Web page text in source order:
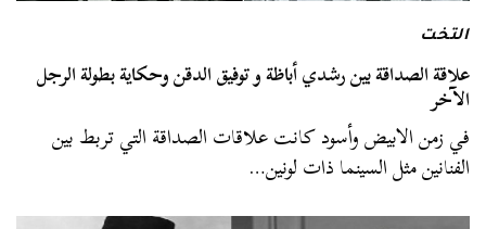
التخت
علاقة الصداقة بين رشدي أباظة و توفيق الدقن وحكاية بطولة الرجل
الآخر
في زمن الابيض وأسود كانت علاقات الصداقة التي تربط بين
الفنانين مثل السينما ذات لونين…